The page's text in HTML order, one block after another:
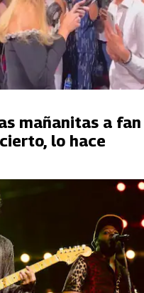
mañanitas a fan
lo hace